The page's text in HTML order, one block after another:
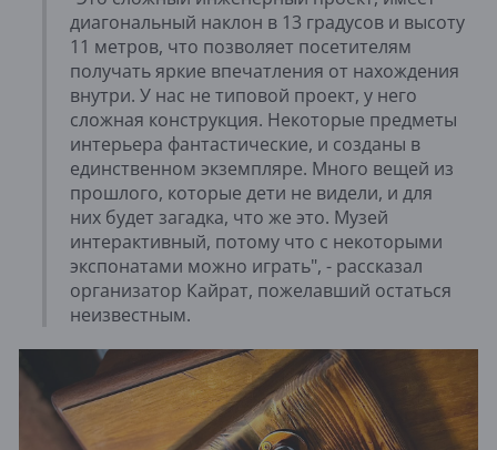
диагональный наклон в 13 градусов и высоту
11 метров, что позволяет посетителям
получать яркие впечатления от нахождения
внутри. У нас не типовой проект, у него
сложная конструкция. Некоторые предметы
интерьера фантастические, и созданы в
единственном экземпляре. Много вещей из
прошлого, которые дети не видели, и для
них будет загадка, что же это. Музей
интерактивный, потому что с некоторыми
экспонатами можно играть", - рассказал
организатор Кайрат, пожелавший остаться
неизвестным.